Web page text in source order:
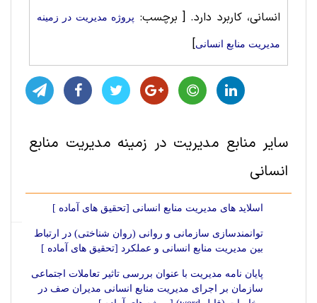
انسانی، کاربرد دارد.[ برچسب: پروژه مديريت در زمینه
مدیریت منابع انسانی]
سایر منابع مديريت در زمینه مدیریت منابع
انسانی
اسلاید های مدیریت منابع انسانی [تحقیق های آماده ]
توانمندسازی سازمانی و روانی (روان شناختی) در ارتباط
بین مدیریت منابع انسانی و عملکرد [تحقیق های آماده ]
پایان نامه مدیریت با عنوان بررسی تاثیر تعاملات اجتماعی
سازمان بر اجرای مدیریت منابع انسانی مدیران صف در